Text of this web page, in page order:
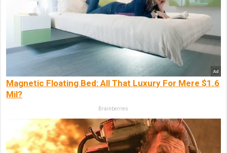
Magnetic Floating Bed: All That Luxury For Mere $1.6
Mil?
Brainberries